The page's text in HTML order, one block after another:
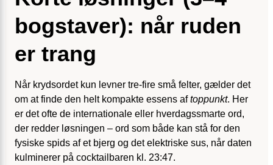
bogstaver): når ruden
er trang
Når krydsordet kun levner tre-fire små felter, gælder det
om at finde den helt kompakte essens aftoppunkt. Her
er det ofte de internationale eller hverdagssmarte ord,
der redder løsningen – ord som både kan stå for den
fysiske spids af et bjerg og det elektriske sus, når daten
kulminerer på cocktailbaren kl. 23:47.